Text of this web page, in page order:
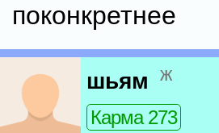
поконкретнее
шьям ж
Карма 273